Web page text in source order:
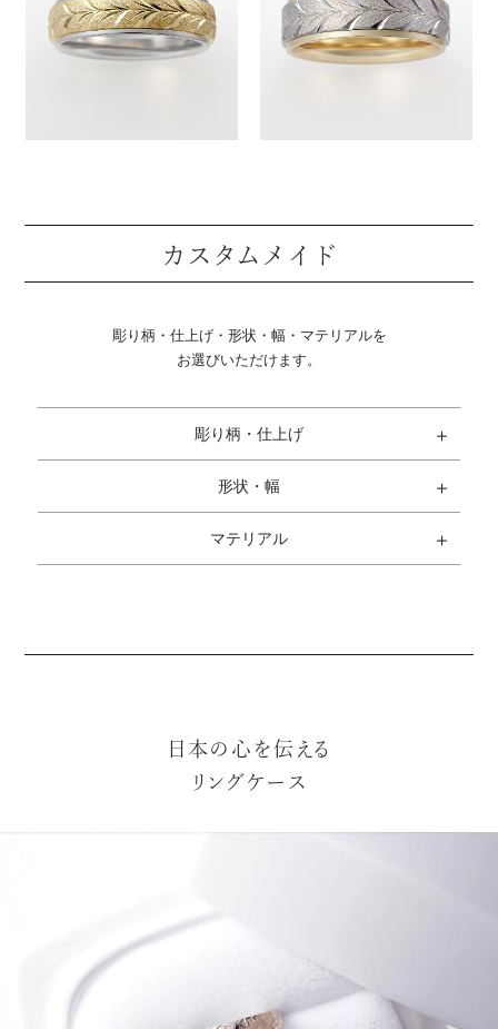
カスタムメイド
彫り柄・仕上げ・形状・幅・マテリアルを
お選びいただけます。
彫り柄・仕上げ
形状・幅
マテリアル
日本の心を伝える
リングケース